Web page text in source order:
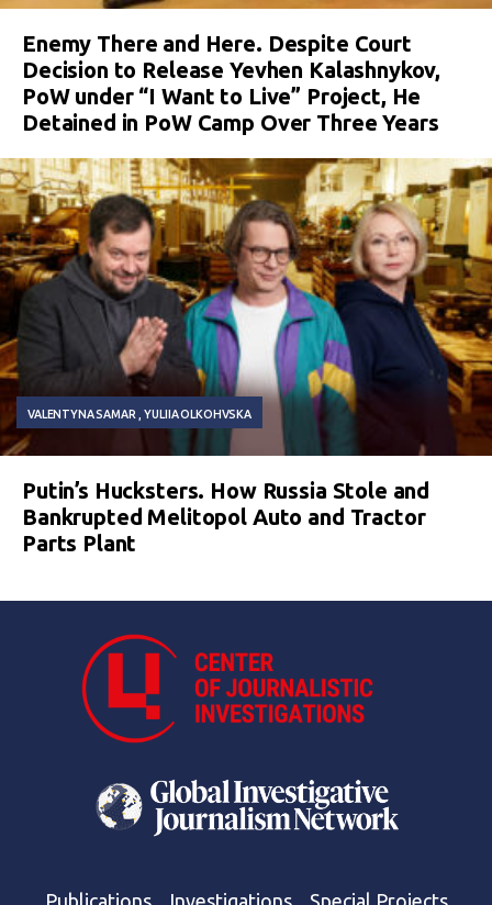
Enemy There and Here. Despite Court
Decision to Release Yevhen Kalashnykov,
PoW under “I Want to Live” Project, He
Detained in PoW Camp Over Three Years
VALENTYNA SAMAR YULIIA OLKOHVSKA
Putin’s Hucksters. How Russia Stole and
Bankrupted Melitopol Auto and Tractor
Parts Plant
Publications Investigations Special Projects